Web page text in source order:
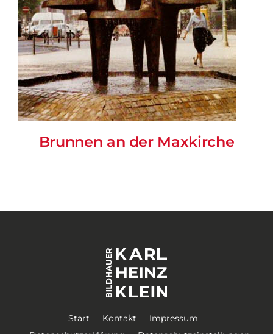
Brunnen an der Maxkirche
Start Kontakt
Impressum